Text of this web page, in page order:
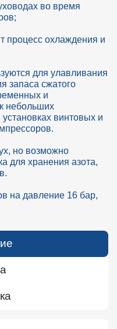
во время
процесс охлаждения и
для улавливания
запаса сжатого
и
небольших
винтовых и
но возможно
для хранения азота,
на давление 16 бар,